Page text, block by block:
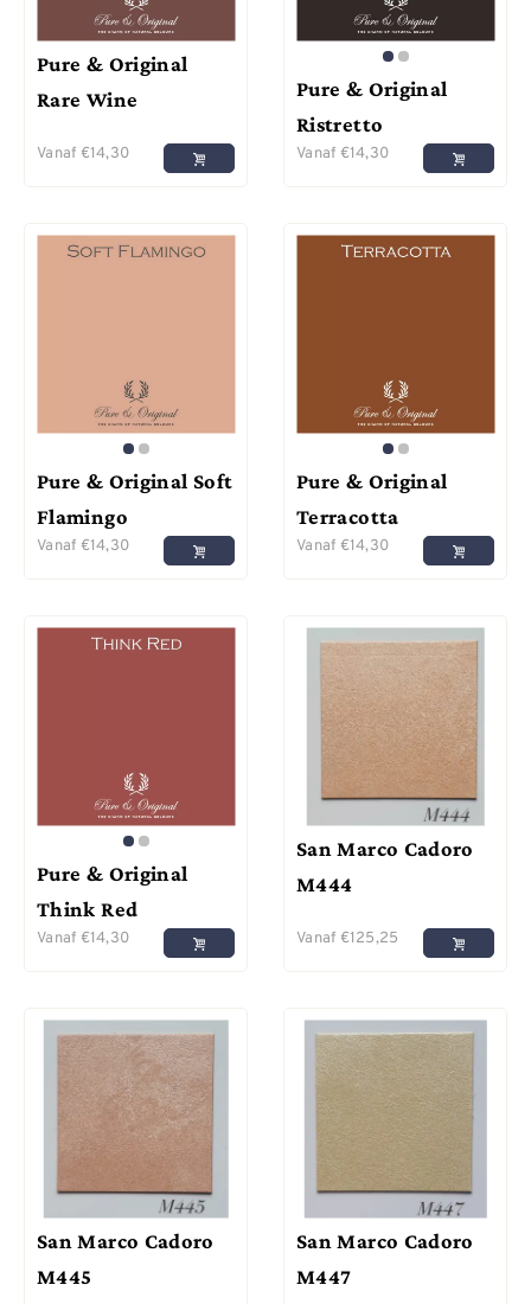
Pure & Original
Rare Wine
Vanaf €14,30
Pure & Original
Ristretto
Vanaf €14,30
Pure & Original Soft
Flamingo
Vanaf €14,30
Pure & Original
Terracotta
Vanaf €14,30
Pure & Original
Think Red
Vanaf €14,30
San Marco Cadoro
M444
Vanaf €125,25
San Marco Cadoro
M445
San Marco Cadoro
M447